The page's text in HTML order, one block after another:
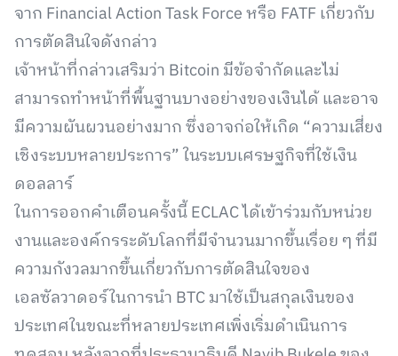
จาก Financial Action Task Force หรือ FATF เกี่ยวกับ
การตัดสินใจดังกล่าว
เจ้าหน้าที่กล่าวเสริมว่า Bitcoin มีข้อจำกัดและไม่
สามารถทำหน้าที่พื้นฐานบางอย่างของเงินได้ และอาจ
มีความผันผวนอย่างมาก ซึ่งอาจก่อให้เกิด “ความเสี่ยง
เชิงระบบหลายประการ” ในระบบเศรษฐกิจที่ใช้เงิน
ดอลลาร์
ในการออกคำเตือนครั้งนี้ ECLAC ได้เข้าร่วมกับหน่วย
งานและองค์กรระดับโลกที่มีจำนวนมากขึ้นเรื่อย ๆ ที่มี
ความกังวลมากขึ้นเกี่ยวกับการตัดสินใจของ
เอลซัลวาดอร์ในการนำ BTC มาใช้เป็นสกุลเงินของ
ประเทศในขณะที่หลายประเทศเพิ่งเริ่มดำเนินการ